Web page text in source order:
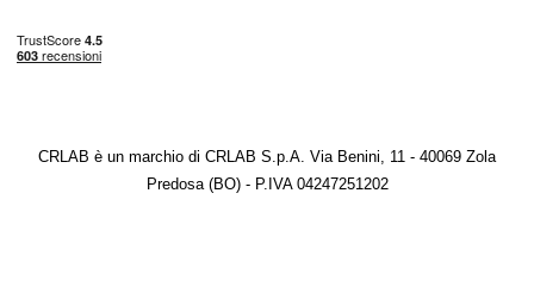
CRLAB è un marchio di CRLAB S.p.A. Via Benini, 11 - 40069 Zola
Predosa (BO) - P.IVA 04247251202